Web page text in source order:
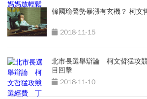
韓國瑜聲勢暴漲有玄機？ 柯文
2018-11-15
北市長選舉辯論 柯文哲猛攻
目回擊
2018-11-10